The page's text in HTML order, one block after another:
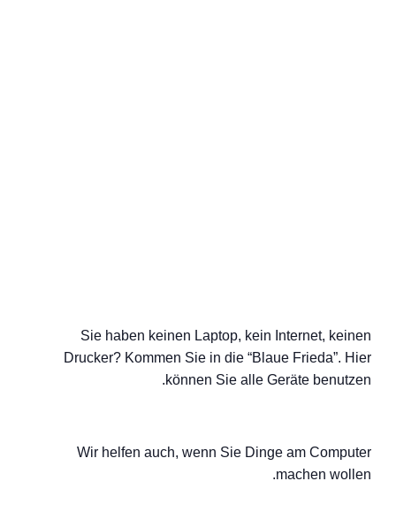
Sie haben keinen Laptop, kein Internet, keinen
Drucker? Kommen Sie in die “Blaue Frieda”. Hier
können Sie alle Geräte benutzen.
Wir helfen auch, wenn Sie Dinge am Computer
machen wollen.